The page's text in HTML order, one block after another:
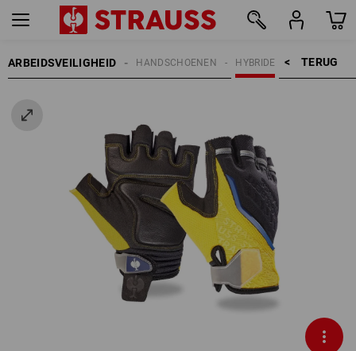
ARBEIDSVEILIGHEID TERUG    >
HYBRIDE
HANDSCHOENEN